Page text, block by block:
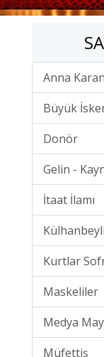
Anna
Büyük
Donör
Gelin -
İtaat İlamı
Kurtlar
Maskeliler
Medya
Müfettiş